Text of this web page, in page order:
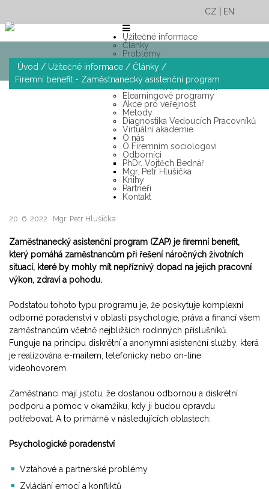
CZ EN
Užitečné informace
Články
Problémy
Případové studie
Poradna
Služby
Poradenství a vzdělávání
Elearningové programy
Akce pro veřejnost
Metody
Diagnostika Vedoucích Pracovníků
Virtuální akademie
O nás
O Firemním sociologovi
Odborníci
PhDr. Vojtěch Bednář
Mgr. Petr Hlušička
Knihy
Partneři
Kontakt
Úvod / Užitečné informace / Články /
Firemní benefit - Zaměstnanecký asistenční program
20. 6. 2022 Mgr. Petr Hlušička
Zaměstnanecký asistenční program (ZAP) je firemní benefit,
který pomáhá zaměstnancům při řešení náročných životních
situací, které by mohly mít nepříznivý dopad na jejich pracovní
výkon, zdraví a pohodu.
Podstatou tohoto typu programu je, že poskytuje komplexní
odborné poradenství v oblasti psychologie, práva a financí všem
zaměstnancům včetně nejbližších rodinných příslušníků.
Funguje na principu diskrétní a anonymní asistenční služby, která
je realizována e-mailem, telefonicky nebo on-line
videohovorem.
Zaměstnanci mají jistotu, že dostanou odbornou a diskrétní
podporu a pomoc v okamžiku, kdy ji budou opravdu
potřebovat. A to primárně v následujících oblastech:
Psychologické poradenství
Vztahové a partnerské problémy
Zvládání emocí a konfliktů